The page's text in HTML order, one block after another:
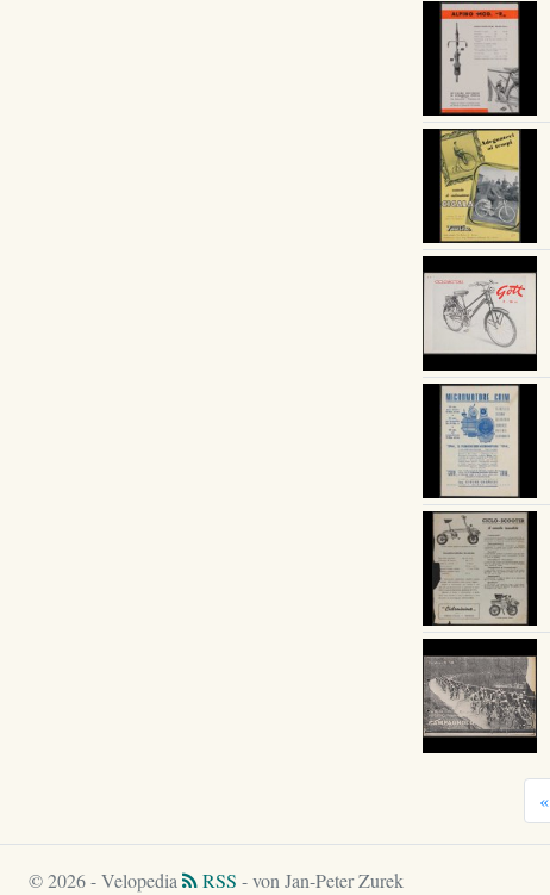
«
© 2026 - Velopedia RSS - von Jan-Peter Zurek